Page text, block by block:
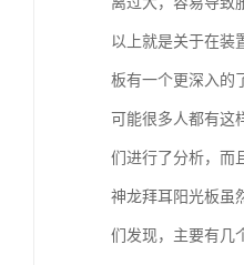
以上就是关于在装
板有一个更深入的
可能很多人都有这
们进行了分析，而
神龙拜耳阳光板虽
们发现，主要有几